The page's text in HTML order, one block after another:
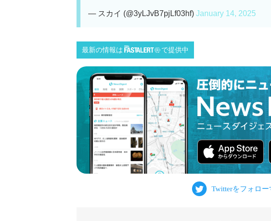
— スカイ (@3yLJvB7pjLf03hf) January 14, 2025
最新の情報は で提供中